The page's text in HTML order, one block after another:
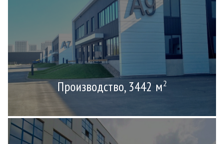
Производство, 3442 м2